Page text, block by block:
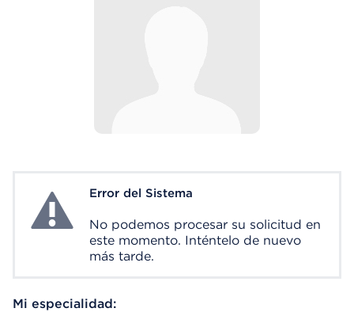
System ErrorError del Sistema
No podemos procesar su solicitud en
este momento. Inténtelo de nuevo
más tarde.
Mi especialidad: